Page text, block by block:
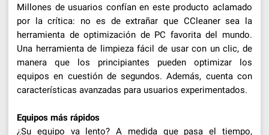
Millones de usuarios confían en este producto aclamado
por la crítica: no es de extrañar que CCleaner sea la
herramienta de optimización de PC favorita del mundo.
Una herramienta de limpieza fácil de usar con un clic, de
manera que los principiantes pueden optimizar los
equipos en cuestión de segundos. Además, cuenta con
características avanzadas para usuarios experimentados.
Equipos más rápidos
¿Su equipo va lento? A medida que pasa el tiempo,